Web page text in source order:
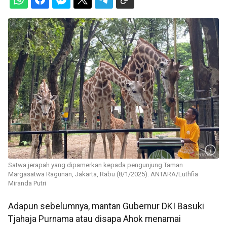
Satwa jerapah yang dipamerkan kepada pengunjung Taman
Margasatwa Ragunan, Jakarta, Rabu (8/1/2025). ANTARA/Luthfia
Miranda Putri
Adapun sebelumnya, mantan Gubernur DKI Basuki
Tjahaja Purnama atau disapa Ahok menamai